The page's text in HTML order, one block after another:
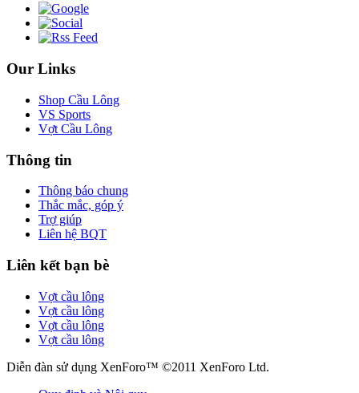
Our Links
Shop Cầu Lông
VS Sports
Vợt Cầu Lông
Thông tin
Thông báo chung
Thắc mắc, góp ý
Trợ giúp
Liên hệ BQT
Liên kết bạn bè
Vợt cầu lông
Vợt cầu lông
Vợt cầu lông
Vợt cầu lông
Diễn đàn sử dụng XenForo™ ©2011 XenForo Ltd.